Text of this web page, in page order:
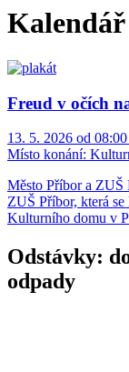
Kalendář
Freud v očích
13. 5. 2026 od
Místo konání:
Město Příbor a ZUŠ
ZUŠ Příbor, která
Kulturního domu v
Odstávky:
odpady